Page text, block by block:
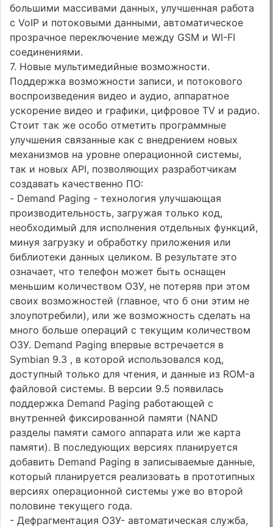
большими массивами данных, улучшенная работа
с VoIP и потоковыми данными, автоматическое
прозрачное переключение между GSM и WI-FI
соединениями.
7. Новые мультимедийные возможности.
Поддержка возможности записи, и потокового
воспроизведения видео и аудио, аппаратное
ускорение видео и графики, цифровое TV и радио.
Стоит так же особо отметить программные
улучшения связанные как с внедрением новых
механизмов на уровне операционной системы,
так и новых API, позволяющих разработчикам
создавать качественно ПО:
- Demand Paging - технология улучшающая
производительность, загружая только код,
необходимый для исполнения отдельных функций,
минуя загрузку и обработку приложения или
библиотеки данных целиком. В результате это
означает, что телефон может быть оснащен
меньшим количеством ОЗУ, не потеряв при этом
своих возможностей (главное, что б они этим не
злоупотребили), или же возможность сделать на
много больше операций с текущим количеством
ОЗУ. Demand Paging впервые встречается в
Symbian 9.3 , в которой использовался код,
доступный только для чтения, и данные из ROM-а
файловой системы. В версии 9.5 появилась
поддержка Demand Paging работающей с
внутренней фиксированной памяти (NAND
разделы памяти самого аппарата или же карта
памяти). В последующих версиях планируется
добавить Demand Paging в записываемые данные,
который планируется реализовать в прототипных
версиях операционной системы уже во второй
половине текущего года.
- Дефрагментация ОЗУ- автоматическая служба,